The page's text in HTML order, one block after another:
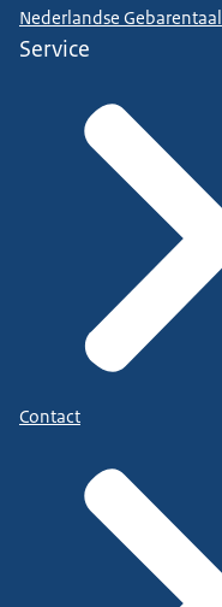
Nederlandse Gebarentaal
Service
Contact